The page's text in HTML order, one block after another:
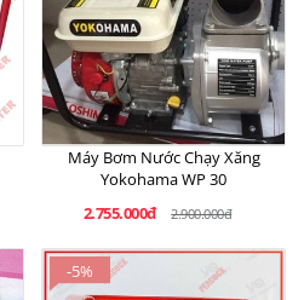
Máy Bơm Nước Chạy Xăng
Yokohama WP 30
2.755.000đ
2.900.000đ
-5%